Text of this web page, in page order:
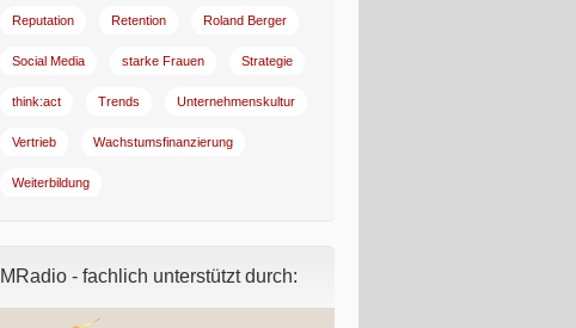
Reputation Retention Roland Berger
Social Media starke Frauen Strategie
think:act Trends Unternehmenskultur
Vertrieb Wachstumsfinanzierung
Weiterbildung
MRadio - fachlich unterstützt durch: